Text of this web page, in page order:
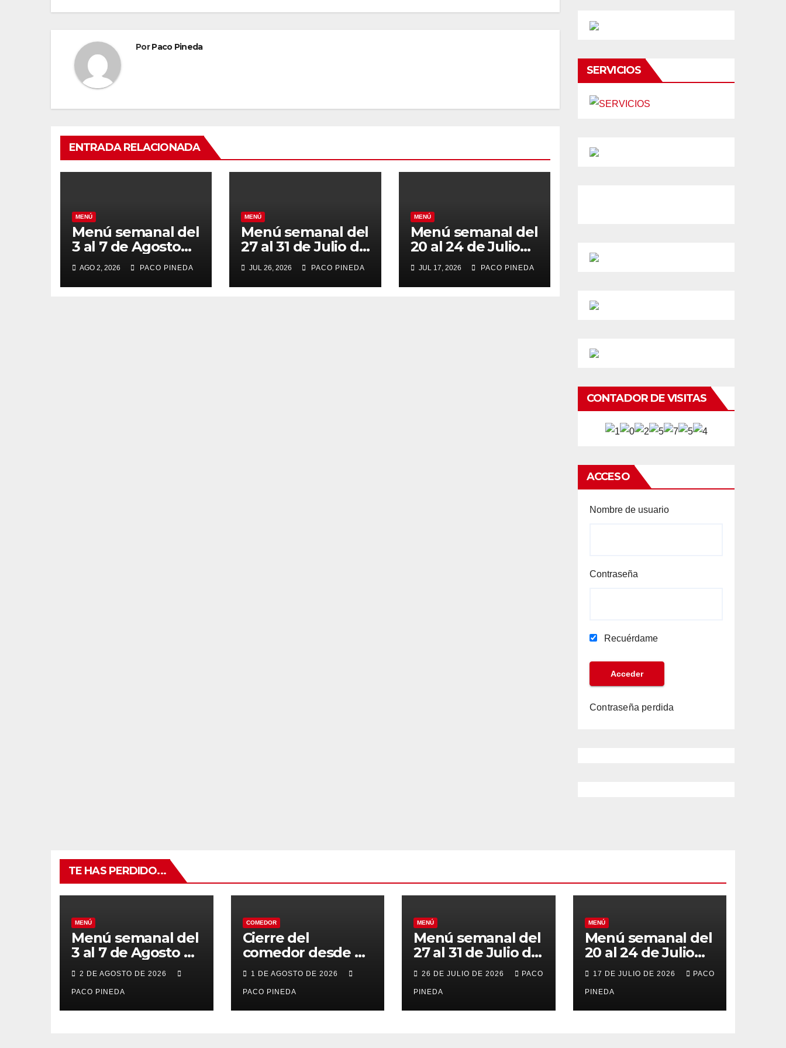
entradas
PorPaco Pineda
ENTRADA RELACIONADA
MENÚ
Menú semanal del
3 al 7 de Agosto
de 2026
AGO 2, 2026 PACO PINEDA
MENÚ
Menú semanal del
27 al 31 de Julio de
2026
JUL 26, 2026 PACO PINEDA
MENÚ
Menú semanal del
20 al 24 de Julio
de 2026
JUL 17, 2026 PACO PINEDA
SERVICIOS
CONTADOR DE VISITAS
ACCESO
Nombre de usuario
Contraseña
Recuérdame
Contraseña perdida
TE HAS PERDIDO...
MENÚ
Menú semanal del
3 al 7 de Agosto de
2026
2 DE AGOSTO DE 2026
PACO PINEDA
COMEDOR
Cierre del
comedor desde el
7 al 21 de Agosto
por vacaciones
1 DE AGOSTO DE 2026
PACO PINEDA
MENÚ
Menú semanal del
27 al 31 de Julio de
2026
26 DE JULIO DE 2026 PACO
PINEDA
MENÚ
Menú semanal del
20 al 24 de Julio
de 2026
17 DE JULIO DE 2026 PACO
PINEDA